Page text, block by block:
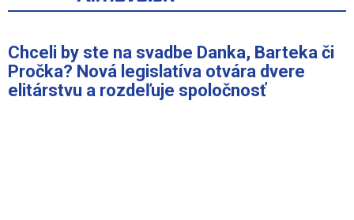
​Chceli by ste na svadbe Danka, Barteka či
Pročka? Nová legislatíva otvára dvere
elitárstvu a rozdeľuje spoločnosť